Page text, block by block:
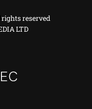
rights reserved
LTD